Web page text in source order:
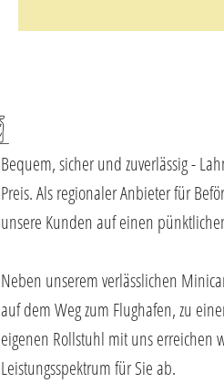
Bequem, sicher und zuverlässig -
Preis. Als regionaler Anbieter für
unsere Kunden auf einen
Neben unserem verlässlichen
auf dem Weg zum Flughafen, zu
eigenen Rollstuhl mit uns
Leistungsspektrum für Sie ab.